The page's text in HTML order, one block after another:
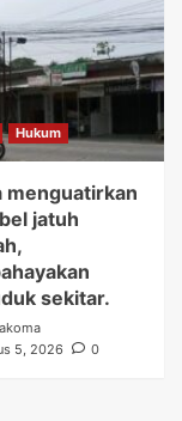
Hukum
menguatirkan
jatuh
sekitar.
5, 2026
0